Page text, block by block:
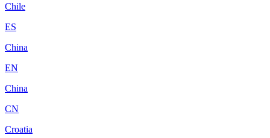
Chile
ES
China
EN
China
CN
Croatia